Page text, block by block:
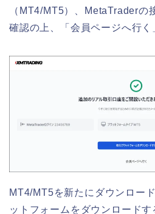
（MT4/MT5）、MetaTraderの
確認の上、「 会員ページへ行く
MT4/MT5を新たにダウンロー
ットフォームをダウンロードす